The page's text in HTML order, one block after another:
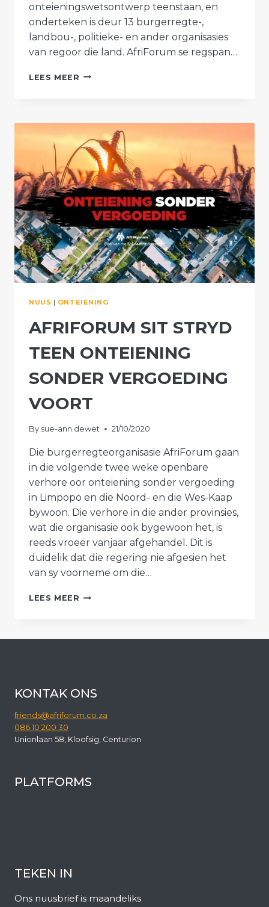
onteieningswetsontwerp teenstaan, en
onderteken is deur 13 burgerregte-,
landbou-, politieke- en ander organisasies
van regoor die land. AfriForum se regspan…
LEES MEER AFRIFORUM
TEEN
ONTEIENINGSWETSONTWERP
NUUS | ONTEIENING
AFRIFORUM SIT STRYD
TEEN ONTEIENING
SONDER VERGOEDING
VOORT
By sue-ann.dewet 21/10/2020
Die burgerregteorganisasie AfriForum gaan
in die volgende twee weke openbare
verhore oor onteiening sonder vergoeding
in Limpopo en die Noord- en die Wes-Kaap
bywoon. Die verhore in die ander provinsies,
wat die organisasie ook bygewoon het, is
reeds vroeër vanjaar afgehandel. Dit is
duidelik dat die regering nie afgesien het
van sy voorneme om die…
LEES MEER AFRIFORUM
KONTAK ONS
friends@afriforum.co.za
086 10 200 30
Unionlaan 58, Kloofsig, Centurion
PLATFORMS
TEKEN IN
Ons nuusbrief is maandeliks